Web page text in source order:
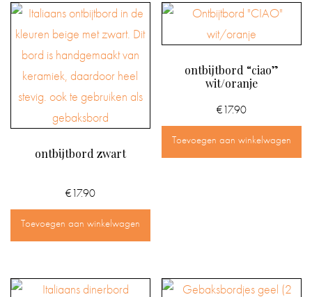
ontbijtbord zwart
€17.90
Toevoegen aan winkelwagen
ontbijtbord “ciao”
wit/oranje
€17.90
Toevoegen aan winkelwagen